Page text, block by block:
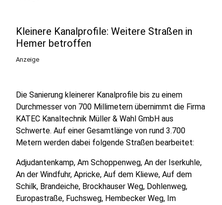
Kleinere Kanalprofile: Weitere Straßen in
Hemer betroffen
Anzeige
Die Sanierung kleinerer Kanalprofile bis zu einem
Durchmesser von 700 Millimetern übernimmt die Firma
KATEC Kanaltechnik Müller & Wahl GmbH aus
Schwerte. Auf einer Gesamtlänge von rund 3.700
Metern werden dabei folgende Straßen bearbeitet:
Adjudantenkamp, Am Schoppenweg, An der Iserkuhle,
An der Windfuhr, Apricke, Auf dem Kliewe, Auf dem
Schilk, Brandeiche, Brockhauser Weg, Dohlenweg,
Europastraße, Fuchsweg, Hembecker Weg, Im